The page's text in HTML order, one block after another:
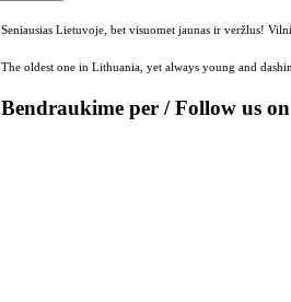
Seniausias Lietuvoje, bet visuomet jaunas ir veržlus!
The oldest one in Lithuania, yet always young and
Bendraukime per / Follow us on